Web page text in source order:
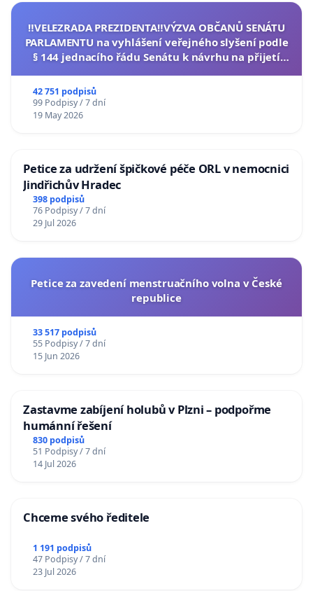
‼️VELEZRADA PREZIDENTA‼️VÝZVA OBČANŮ SENÁTU
PARLAMENTU na vyhlášení veřejného slyšení podle
§ 144 jednacího řádu Senátu k návrhu na přijetí
42 751 podpisů
99 Podpisy / 7 dní
19 May 2026
Petice za udržení špičkové péče ORL v nemocnici
Jindřichův Hradec
398 podpisů
76 Podpisy / 7 dní
29 Jul 2026
Petice za zavedení menstruačního volna v České
republice
33 517 podpisů
55 Podpisy / 7 dní
15 Jun 2026
Zastavme zabíjení holubů v Plzni – podpořme
humánní řešení
830 podpisů
51 Podpisy / 7 dní
14 Jul 2026
Chceme svého ředitele
1 191 podpisů
47 Podpisy / 7 dní
23 Jul 2026